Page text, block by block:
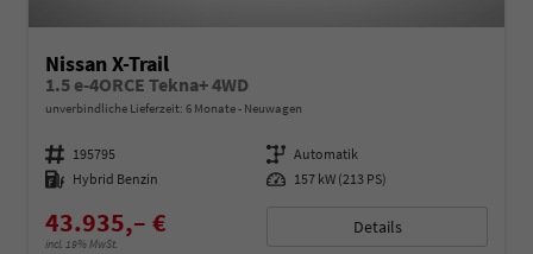
Nissan X-Trail
1.5 e-4ORCE Tekna+ 4WD
unverbindliche Lieferzeit: 6 Monate Neuwagen
Fahrzeugnummer 195795 Getriebe Automatik
Kraftstoff Hybrid Benzin Leistung 157 kW (213 PS)
43.935,– €
incl. 19% MwSt.
Details